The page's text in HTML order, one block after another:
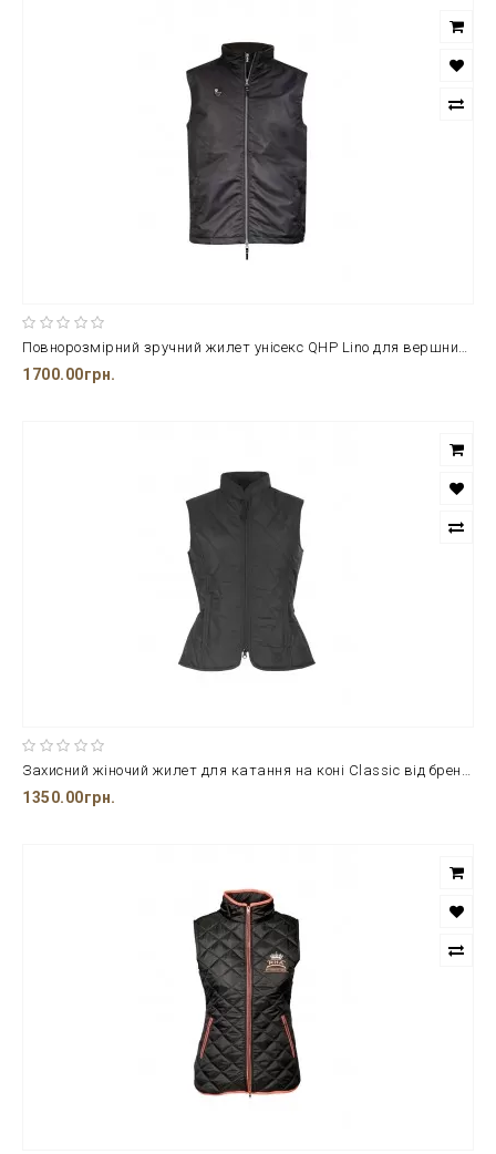
1700.00грн.
1350.00грн.